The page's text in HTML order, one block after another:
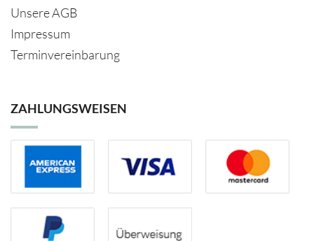
Unsere AGB
Impressum
Terminvereinbarung
ZAHLUNGSWEISEN